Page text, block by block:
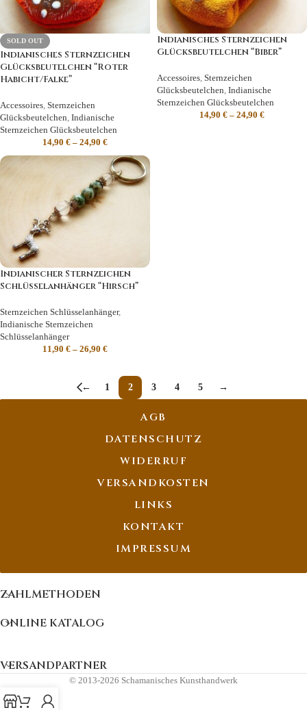
SOLD OUT
Indianisches Sternzeichen
Glücksbeutelchen “Roter
Habicht/Falke”
Accessoires, Sternzeichen
Glücksbeutelchen, Indianische
Sternzeichen Glücksbeutelchen
14,90 € – 24,90 €
Indianisches Sternzeichen
Glücksbeutelchen “Biber”
Accessoires, Sternzeichen
Glücksbeutelchen, Indianische
Sternzeichen Glücksbeutelchen
14,90 € – 24,90 €
Indianischer Sternzeichen
Schlüsselanhänger “Hirsch”
Sternzeichen Schlüsselanhänger,
Indianische Sternzeichen
Schlüsselanhänger
11,90 € – 26,90 €
← 1 2 3 4 5 →
AGB
DATENSCHUTZ
WIDERRUF
VERSANDKOSTEN
LINKS
KONTAKT
IMPRESSUM
ZAHLMETHODEN
ONLINE KATALOG
VERSANDPARTNER
© 2013-2026 Schamanisches Kunsthandwerk